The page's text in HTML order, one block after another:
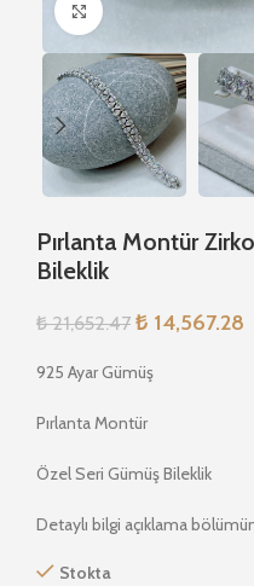
Büyütmek için tıklayın
Pırlanta Montür
Bileklik
₺21,652.47 ₺ 14,567.28
925 Ayar Gümüş
Pırlanta Montür
Özel Seri Gümüş Bileklik
Detaylı bilgi açıklama
Stokta